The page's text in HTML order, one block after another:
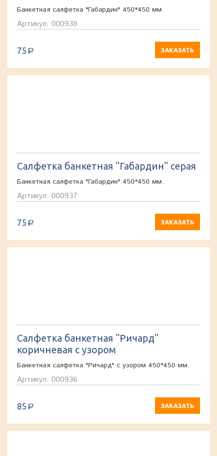
Банкетная салфетка "Габардин" 450*450 мм.
Артикул: 000938
75 a ЗАКАЗАТЬ
Салфетка банкетная "Габардин" серая
Банкетная салфетка "Габардин" 450*450 мм.
Артикул: 000937
75 a ЗАКАЗАТЬ
Салфетка банкетная "Ричард"
коричневая с узором
Банкетная салфетка "Ричард" с узором 450*450 мм.
Артикул: 000936
85 a ЗАКАЗАТЬ